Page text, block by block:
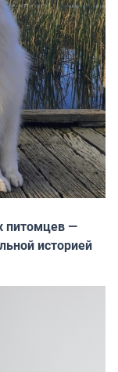
питомцев —
историей